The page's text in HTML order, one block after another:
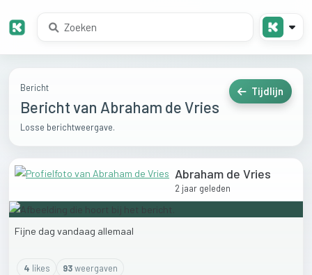
Bericht
Bericht van Abraham de Vries
Losse berichtweergave.
Tijdlijn
Abraham de Vries
2 jaar geleden
Fijne dag vandaag allemaal
4 likes 93weergaven